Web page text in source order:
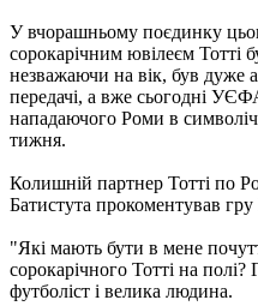
У вчорашньому поєдинку
сорокарічним ювілеєм Тотті
незважаючи на вік, був дуже
передачі, а вже сьогодні
нападаючого Роми в
тижня.
Колишній партнер Тотті по
Батистута прокоментував гру
"Які мають бути в мене
сорокарічного Тотті на полі?
футболіст і велика людина.